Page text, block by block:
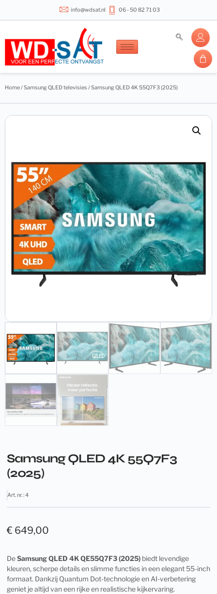
info@wdsat.nl 06 - 50 82 71 03
Home/Samsung QLED televisies / Samsung QLED 4K 55Q7F3 (2025)
Samsung QLED 4K 55Q7F3
(2025)
Art. nr. : 4
€ 649,00
DeSamsung QLED 4K QE55Q7F3 (2025) biedt levendige
kleuren, scherpe details en slimme functies in een elegant 55-inch
formaat. Dankzij Quantum Dot-technologie en AI-verbetering
geniet je altijd van een rijke en realistische kijkervaring.